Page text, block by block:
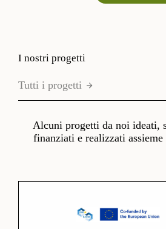
I nostri progetti
Tutti i progetti
Alcuni progetti da noi ideati,
finanziati e realizzati